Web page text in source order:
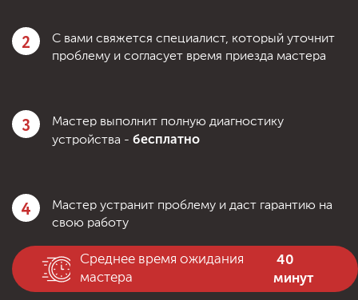
2
С вами свяжется специалист, который уточнит
проблему и согласует время приезда мастера
3
Мастер выполнит полную диагностику
устройства - бесплатно
4
Мастер устранит проблему и даст гарантию на
свою работу
Среднее время ожидания
мастера
40
минут